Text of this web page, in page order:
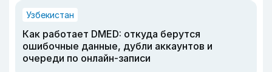
Узбекистан
Как работает DMED: откуда берутся
ошибочные данные, дубли аккаунтов и
очереди по онлайн-записи